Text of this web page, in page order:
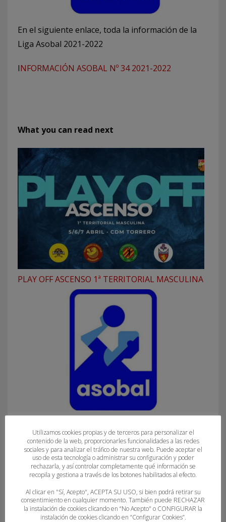
En el siguiente enlace, toda la información de la
Liga Asobal 2021-2022
INFORMACIÓN ASOBAL Nº 34 2021-2022
What you can read next
PLAY OFF ASCENSO 1ª TERRITORIAL MASCULINA
Utilizamos cookies propias y de terceros para personalizar el
contenido de la web, proporcionarles funcionalidades a las redes
sociales y para analizar el tráfico de nuestra web. Puede aceptar el
uso de esta tecnología o administrar su configuración y poder
rechazarla, y así controlar completamente qué información se
recopila y gestiona a través de los botones habilitados al efecto.
Al clicar en "Sí, Acepto", ACEPTA SU USO, si bien podrá retirar su
consentimiento en cualquier momento. También puede RECHAZAR
la instalación de cookies clicando en “No Acepto" o CONFIGURAR la
instalación de cookies clicando en “Configurar Cookies”.